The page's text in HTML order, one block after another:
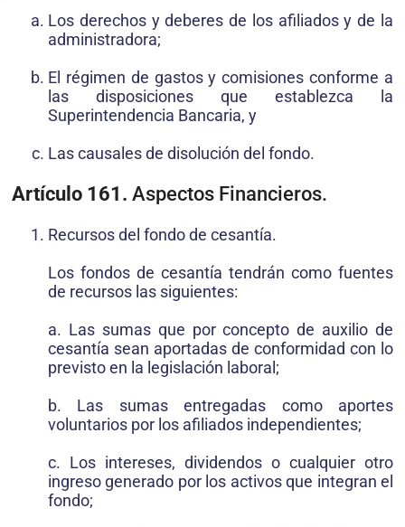
Los derechos y deberes de los afiliados y de la
administradora;
El régimen de gastos y comisiones conforme a
las disposiciones que establezca la
Superintendencia Bancaria, y
Las causales de disolución del fondo.
Artículo 161. Aspectos Financieros.
Recursos del fondo de cesantía.
Los fondos de cesantía tendrán como fuentes
de recursos las siguientes:
a. Las sumas que por concepto de auxilio de
cesantía sean aportadas de conformidad con lo
previsto en la legislación laboral;
b. Las sumas entregadas como aportes
voluntarios por los afiliados independientes;
c. Los intereses, dividendos o cualquier otro
ingreso generado por los activos que integran el
fondo;